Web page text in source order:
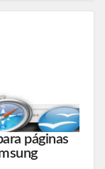
páginas